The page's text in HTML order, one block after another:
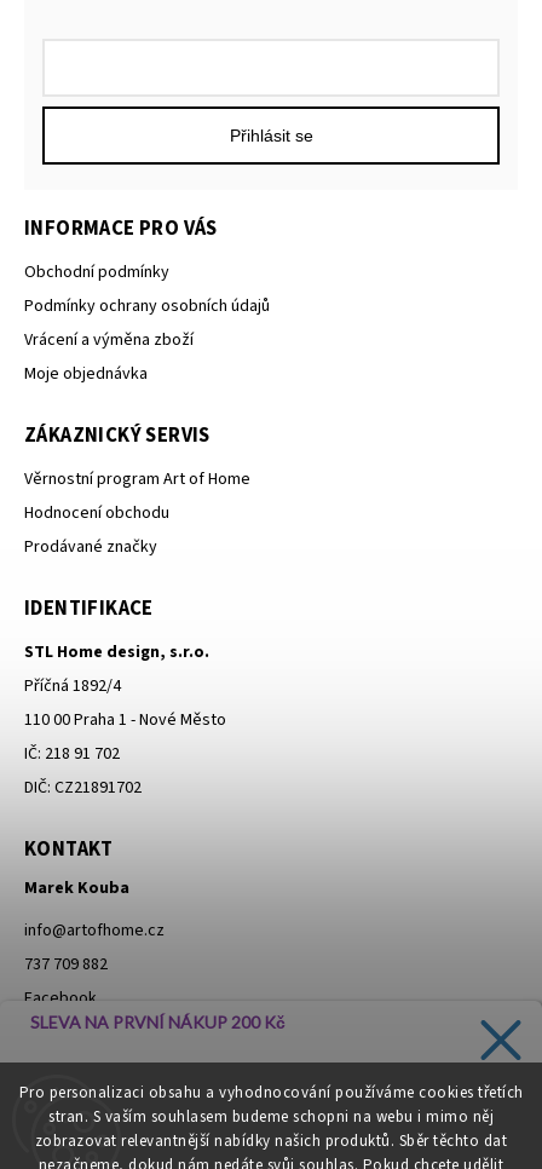
Pro personalizaci obsahu a vyhodnocování používáme cookies třetích
stran. S vaším souhlasem budeme schopni na webu i mimo něj
zobrazovat relevantnější nabídky našich produktů. Sběr těchto dat
Přihlásit se
INFORMACE PRO VÁS
Obchodní podmínky
Podmínky ochrany osobních údajů
Vrácení a výměna zboží
Moje objednávka
ZÁKAZNICKÝ SERVIS
Věrnostní program Art of Home
Hodnocení obchodu
Prodávané značky
IDENTIFIKACE
STL Home design, s.r.o.
Příčná 1892/4
110 00 Praha 1 - Nové Město
IČ: 218 91 702
DIČ: CZ21891702
KONTAKT
Marek Kouba
info@artofhome.cz
737 709 882
Facebook
Instagram
Moje objednávka - odstoupení od smlouvy
SLEVA NA PRVNÍ NÁKUP 200 Kč
slevách přímo do vaší schránky!